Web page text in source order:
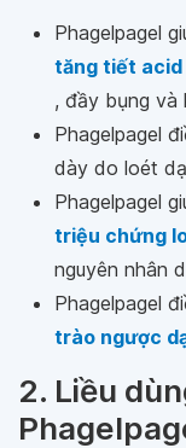
Phagelpagel
tăng tiết acid
, đầy bụng và
Phagelpagel
dày do loét
Phagelpagel
triệu chứng
nguyên nhân
Phagelpagel
trào ngược
2. Liều